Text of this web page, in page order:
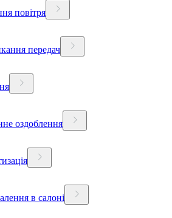
повітря
передач
оздоблення
в салоні